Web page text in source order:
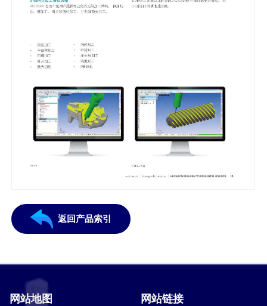
返回产品索引
网站地图 网站链接